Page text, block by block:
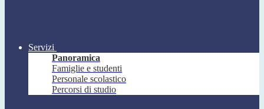
Servizi
Panoramica
Famiglie e studenti
Personale scolastico
Percorsi di studio